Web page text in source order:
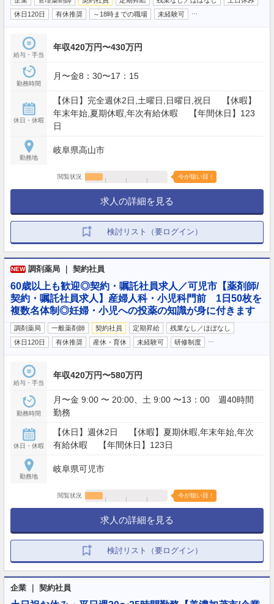
休日120日
有休推奨 ～18時までの職場 未経験可
給与・手当
年収420万円〜430万円
勤務時間
月〜金8：30〜17：15
休日・休暇
【休日】完全週休2日,土曜日,日曜日,祝日 【休暇】
年末年始,夏期休暇,年次有給休暇 【年間休日】123
日
勤務地
岐阜県高山市
閲覧状況 今が狙い目！
求人の詳細を見る
検討リスト（要ログイン）
NEW 調剤薬局 ｜ 契約社員
60歳以上も歓迎◎契約・嘱託社員求人／可児市【薬剤師/
契約・嘱託社員求人】産婦人科・小児科門前 1日50枚を
複数名体制◎妊婦・小児への投薬の知識が身に付きます
調剤薬局 一般薬剤師 契約社員 定期昇給
残業なし／ほぼなし
休日120日
有休推奨 産休・育休 未経験可 研修制度
給与・手当
年収420万円〜580万円
勤務時間
月〜金 9:00 〜 20:00、土 9:00 〜13：00 週40時間
勤務
休日・休暇
【休日】週休2日 【休暇】夏期休暇,年末年始,年次
有給休暇 【年間休日】123日
勤務地
岐阜県可児市
閲覧状況 今が狙い目！
求人の詳細を見る
検討リスト（要ログイン）
企業 ｜ 契約社員